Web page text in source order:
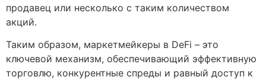
продавец или несколько с таким количеством
акций.
Таким образом, маркетмейкеры в DeFi – это
ключевой механизм, обеспечивающий эффективную
торговлю, конкурентные спреды и равный доступ к